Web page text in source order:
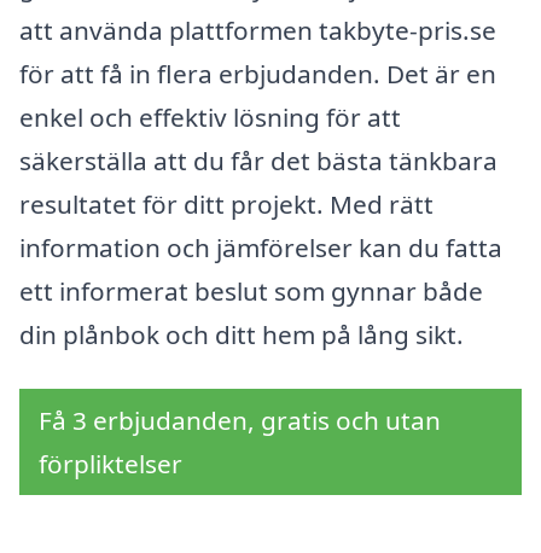
att använda plattformen takbyte-pris.se
för att få in flera erbjudanden. Det är en
enkel och effektiv lösning för att
säkerställa att du får det bästa tänkbara
resultatet för ditt projekt. Med rätt
information och jämförelser kan du fatta
ett informerat beslut som gynnar både
din plånbok och ditt hem på lång sikt.
Få 3 erbjudanden, gratis och utan
förpliktelser